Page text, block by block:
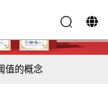
值的概念